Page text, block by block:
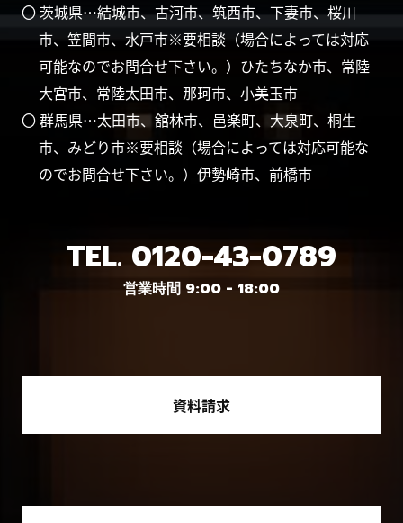
〇 茨城県…結城市、古河市、筑西市、下妻市、桜川
市、笠間市、水戸市※要相談（場合によっては対応
可能なのでお問合せ下さい。）ひたちなか市、常陸
大宮市、常陸太田市、那珂市、小美玉市
〇 群馬県…太田市、舘林市、邑楽町、大泉町、桐生
市、みどり市※要相談（場合によっては対応可能な
のでお問合せ下さい。）伊勢崎市、前橋市
TEL. 0120-43-0789
営業時間 9:00 - 18:00
資料請求